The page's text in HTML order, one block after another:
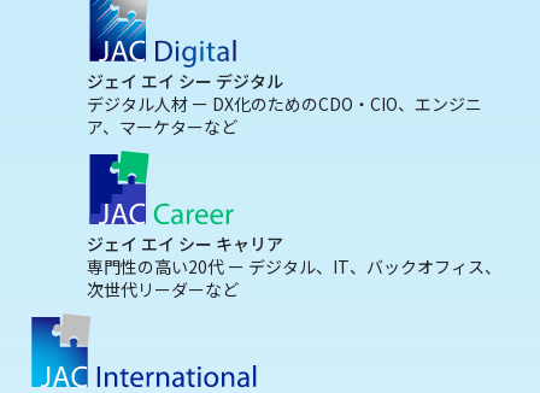
ジェイ エイ シー デジタル
デジタル人材 ー DX化のためのCDO・CIO、エンジニ
ア、マーケターなど
ジェイ エイ シー キャリア
専門性の高い20代 ー デジタル、IT、バックオフィス、
次世代リーダーなど